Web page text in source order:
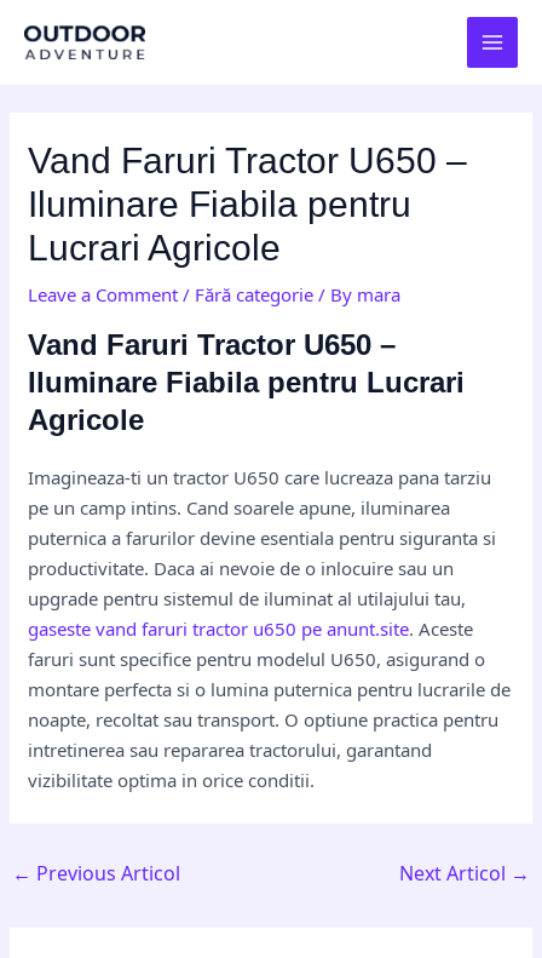
Vand Faruri Tractor U650 –
Iluminare Fiabila pentru
Lucrari Agricole
Leave a Comment / Fără categorie / By mara
Vand Faruri Tractor U650 –
Iluminare Fiabila pentru Lucrari
Agricole
Imagineaza-ti un tractor U650 care lucreaza pana tarziu
pe un camp intins. Cand soarele apune, iluminarea
puternica a farurilor devine esentiala pentru siguranta si
productivitate. Daca ai nevoie de o inlocuire sau un
upgrade pentru sistemul de iluminat al utilajului tau,
gaseste vand faruri tractor u650 pe anunt.site. Aceste
faruri sunt specifice pentru modelul U650, asigurand o
montare perfecta si o lumina puternica pentru lucrarile de
noapte, recoltat sau transport. O optiune practica pentru
intretinerea sau repararea tractorului, garantand
vizibilitate optima in orice conditii.
navigation
← Previous Articol Next Articol →